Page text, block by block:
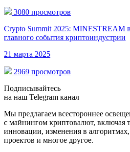
3080 просмотров
Crypto Summit 2025: MINESTREAM
главного события криптоиндустрии
21 марта 2025
2969 просмотров
Подписывайтесь
на наш Telegram канал
Мы предлагаем всестороннее
с майнингом криптовалют, включая
инновации, изменения в
проектов и многое другое.